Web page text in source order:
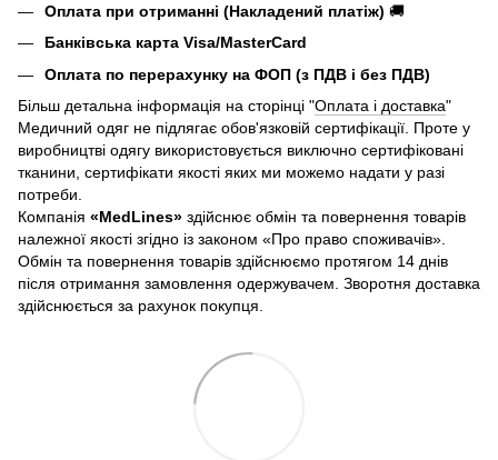
Оплата при отриманні (Накладений платіж) 🚚
Банківська карта Visa/MasterCard
Оплата по перерахунку на ФОП (з ПДВ і без ПДВ)
Більш детальна інформація на сторінці "Оплата і доставка"
Медичний одяг не підлягає обов'язковій сертифікації. Проте у
виробництві одягу використовується виключно сертифіковані
тканини, сертифікати якості яких ми можемо надати у разі
потреби.
Компанія «MedLines» здійснює обмін та повернення товарів
належної якості згідно із законом «Про право споживачів».
Обмін та повернення товарів здійснюємо протягом 14 днів
після отримання замовлення одержувачем. Зворотня доставка
здійснюється за рахунок покупця.